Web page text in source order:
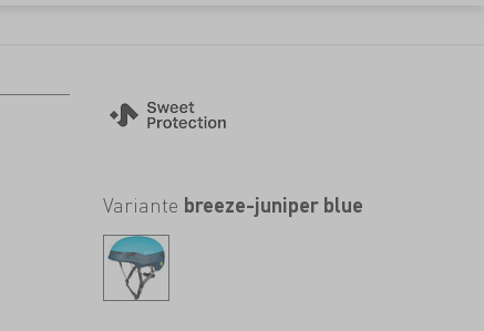
Variante breeze-juniper blue